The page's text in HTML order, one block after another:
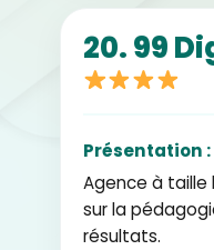
20. 99
Présentation :
Agence à
sur la
résultats.